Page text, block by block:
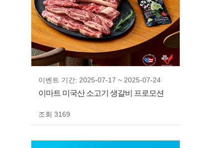
이벤트 기간: 2025-07-17 ~ 2025-07-24
이마트 미국산 소고기 생갈비 프로모션
조회 3169